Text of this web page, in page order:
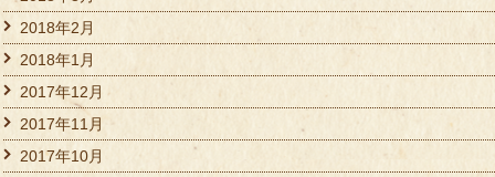
2018年2月
2018年1月
2017年12月
2017年11月
2017年10月